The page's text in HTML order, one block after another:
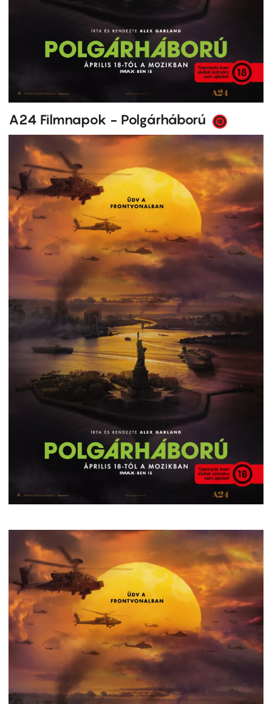
A24 Filmnapok - Polgárháború